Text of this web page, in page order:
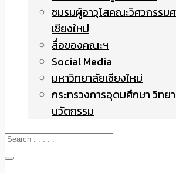
ชมรมผู้อาวุโสคณะวิศวกรรม
เชียงใหม่
สื่อของคณะฯ
Social Media
มหาวิทยาลัยเชียงใหม่
กระทรวงการอุดมศึกษา วิทย
นวัตกรรม